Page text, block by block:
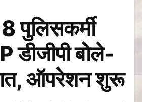
पुलिसकर्मी
डीजीपी बोले-
ऑपरेशन शुरू